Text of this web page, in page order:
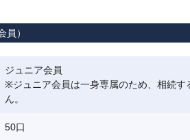
員）
ジュニア会員
※ジュニア会員は一身専属のため、相続す
ん。
50口